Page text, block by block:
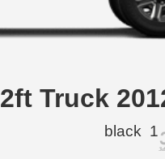
Truck
black 1